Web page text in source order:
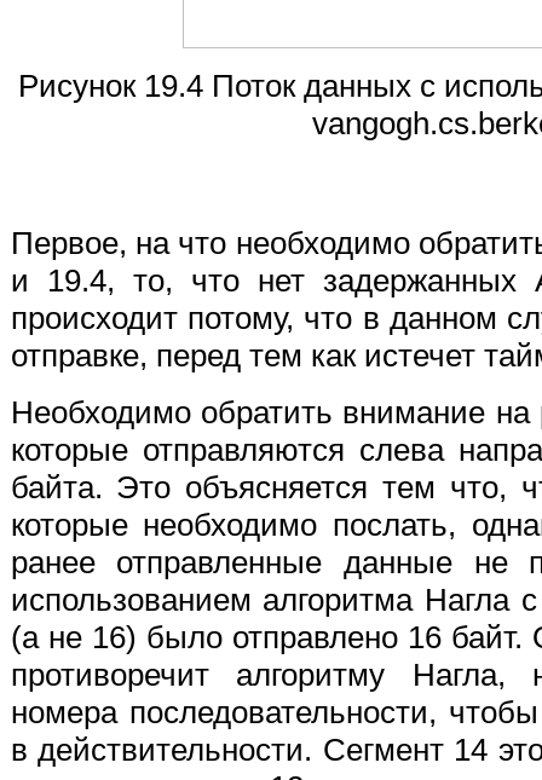
Рисунок 19.4 Поток данных с
Первое, на что необходимо
и 19.4, то, что нет
происходит потому, что в данном
отправке, перед тем как истечет
Необходимо обратить внимание
которые отправляются слева
байта. Это объясняется тем что,
которые необходимо послать,
ранее отправленные данные не
использованием алгоритма Нагла
(а не 16) было отправлено 16 байт.
противоречит алгоритму Нагла,
номера последовательности,
в действительности. Сегмент 14